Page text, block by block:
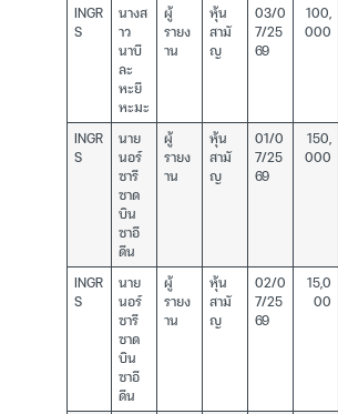
INGR
S
นางส
าว
นาบี
ละ
หะยี
หะมะ
ผู้
รายง
าน
หุ้น
สามั
ญ
03/0
7/25
69
100,
000
INGR
S
นาย
นอร์
ซารี
ซาด
บิน
ซาอี
ดีน
ผู้
รายง
าน
หุ้น
สามั
ญ
01/0
7/25
69
150,
000
INGR
S
นาย
นอร์
ซารี
ซาด
บิน
ซาอี
ดีน
ผู้
รายง
าน
หุ้น
สามั
ญ
02/0
7/25
69
15,0
00